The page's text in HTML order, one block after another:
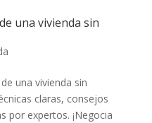
una vivienda sin
una vivienda sin
claras, consejos
por expertos. ¡Negocia